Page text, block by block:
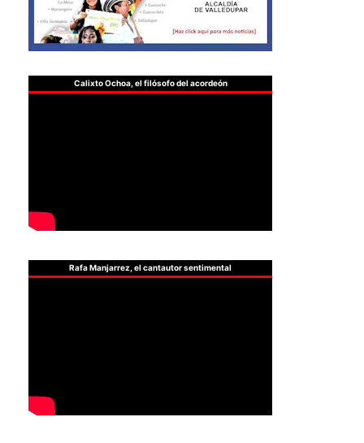
Calixto Ochoa, el filósofo del acordeón
Rafa Manjarrez, el cantautor sentimental